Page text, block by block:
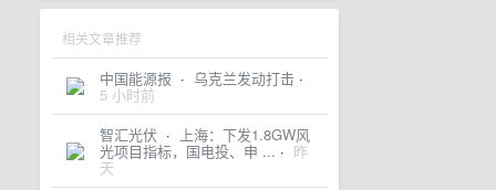
相关文章推荐
中国能源报 · 乌克兰发动打击 ·
5 小时前
智汇光伏 · 上海：下发1.8GW风
光项目指标，国电投、申 ... · 昨
天